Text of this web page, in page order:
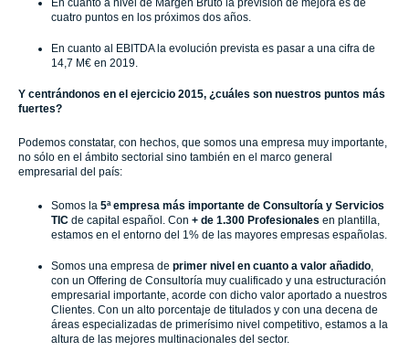
cuatro puntos en los próximos dos años.
En cuanto al EBITDA la evolución prevista es pasar a una cifra de
14,7 M€ en 2019.
Y centrándonos en el ejercicio 2015, ¿cuáles son nuestros puntos más
fuertes?
Podemos constatar, con hechos, que somos una empresa muy importante,
no sólo en el ámbito sectorial sino también en el marco general
empresarial del país:
Somos la 5ª empresa más importante de Consultoría y Servicios
TIC de capital español. Con + de 1.300 Profesionales en plantilla,
estamos en el entorno del 1% de las mayores empresas españolas.
Somos una empresa de primer nivel en cuanto a valor añadido
con un Offering de Consultoría muy cualificado y una estructuración
empresarial importante, acorde con dicho valor aportado a nuestros
Clientes. Con un alto porcentaje de titulados y con una decena de
áreas especializadas de primerísimo nivel competitivo, estamos a la
altura de las mejores multinacionales del sector.